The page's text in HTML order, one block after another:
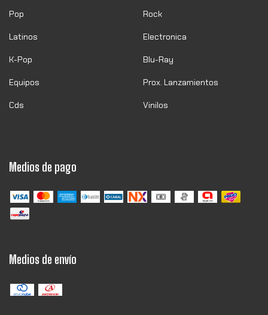
Pop Rock
Latinos Electronica
K-Pop Blu-Ray
Equipos Prox. Lanzamientos
Cds Vinilos
Medios de pago
Medios de envío